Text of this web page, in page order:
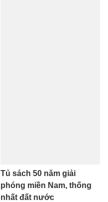
Tủ sách 50 năm giải
phóng miền Nam, thống
nhất đất nước